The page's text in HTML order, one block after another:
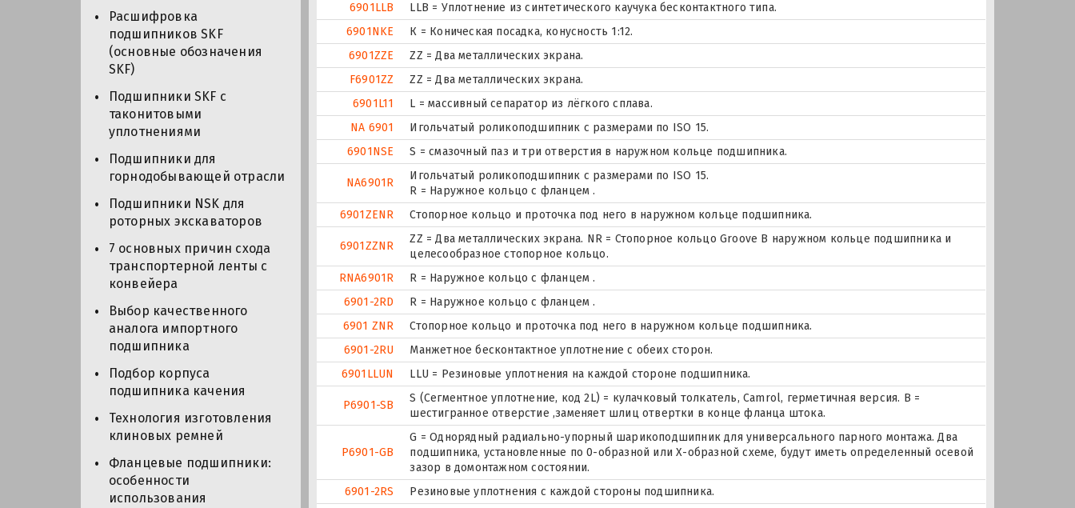
Расшифровка
подшипников SKF
(основные обозначения
SKF)
Подшипники SKF с
таконитовыми
уплотнениями
Подшипники для
горнодобывающей отрасли
Подшипники NSK для
роторных экскаваторов
7 основных причин схода
транспортерной ленты с
конвейера
Выбор качественного
аналога импортного
подшипника
Подбор корпуса
подшипника качения
Технология изготовления
клиновых ремней
Фланцевые подшипники:
особенности
использования
6901LLB
LLB = Уплотнение из синтетического каучука бесконтактного типа.
6901NKE
К = Коническая посадка, конусность 1:12.
6901ZZE
ZZ = Два металлических экрана.
F6901ZZ
ZZ = Два металлических экрана.
6901L11
L = массивный сепаратор из лёгкого сплава.
NA 6901
Игольчатый роликоподшипник с размерами по ISO 15.
6901NSE
S = смазочный паз и три отверстия в наружном кольце подшипника.
NA6901R
Игольчатый роликоподшипник с размерами по ISO 15.
R = Наружное кольцо с фланцем .
6901ZENR
Стопорное кольцо и проточка под него в наружном кольце подшипника.
6901ZZNR
ZZ = Два металлических экрана. NR = Стопорное кольцо Groove В наружном кольце подшипника и
целесообразное стопорное кольцо.
RNA6901R
R = Наружное кольцо с фланцем .
6901-2RD
R = Наружное кольцо с фланцем .
6901 ZNR
Стопорное кольцо и проточка под него в наружном кольце подшипника.
6901-2RU
Манжетное бесконтактное уплотнение с обеих сторон.
6901LLUN
LLU = Резиновые уплотнения на каждой стороне подшипника.
P6901-SB
S (Сегментное уплотнение, код 2L) = кулачковый толкатель, Camrol, герметичная версия. B =
шестигранное отверстие ,заменяет шлиц отвертки в конце фланца штока.
P6901-GB
G = Однорядный радиально-упорный шарикоподшипник для универсального парного монтажа. Два
подшипника, установленные по 0-образной или Х-образной схеме, будут иметь определенный осевой
зазор в домонтажном состоянии.
6901-2RS
Резиновые уплотнения с каждой стороны подшипника.